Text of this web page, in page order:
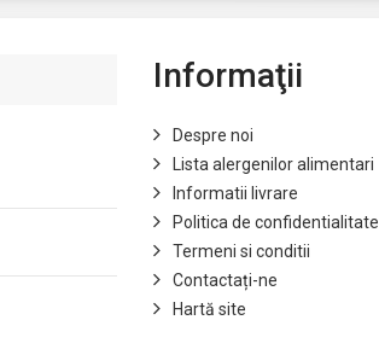
Informaţii
Despre noi
Lista alergenilor alimentari
Informatii livrare
Politica de confidentialitate
Termeni si conditii
Contactați-ne
Hartă site